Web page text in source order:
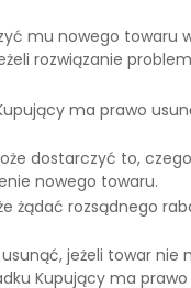
mu nowego towaru
rozwiązanie
ma prawo
dostarczyć to,
nowego towaru.
żądać rozsądnego
jeżeli towar nie
Kupujący ma